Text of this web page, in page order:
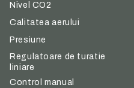
Nivel CO2
Calitatea aerului
Presiune
Regulatoare de turatie
liniare
Control manual